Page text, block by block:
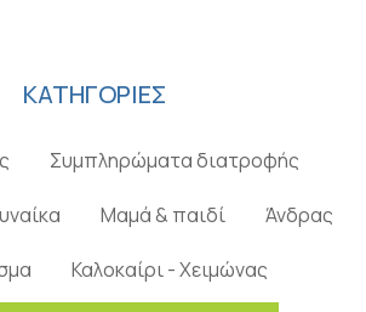
ΚΑΤΗΓΟΡΙΕΣ
Συμπληρώματα διατροφής
Μαμά & παιδί Άνδρας
Καλοκαίρι - Χειμώνας